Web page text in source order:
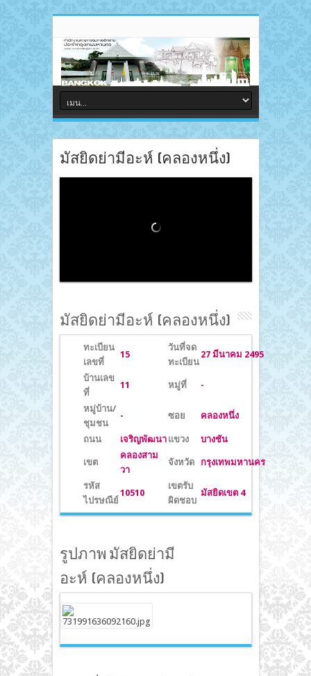
มัสยิดย่ามีอะห์ (คลองหนึ่ง)
มัสยิดย่ามีอะห์ (คลองหนึ่ง)
ทะเบียน
เลขที่
15
วันที่จด
ทะเบียน
27 มีนาคม 2495
บ้านเลข
ที่
11 หมู่ที่ -
หมู่บ้าน/
ชุมชน
- ซอย คลองหนึ่ง
ถนน เจริญพัฒนา แขวง บางชัน
เขต
คลองสาม
วา
จังหวัด กรุงเทพมหานคร
รหัส
ไปรษณีย์
10510
เขตรับ
ผิดชอบ
มัสยิดเขต 4
รูปภาพ มัสยิดย่ามี
อะห์ (คลองหนึ่ง)